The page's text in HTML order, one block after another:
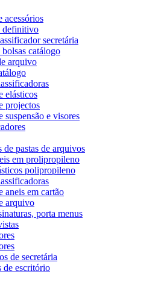
acessórios
definitivo
secretária
bolsas catálogo
arquivo
elásticos
projectos
suspensão e visores
de pastas de arquivos
em prolipropileno
polipropileno
aneis em cartão
arquivo
porta menus
de secretária
de escritório